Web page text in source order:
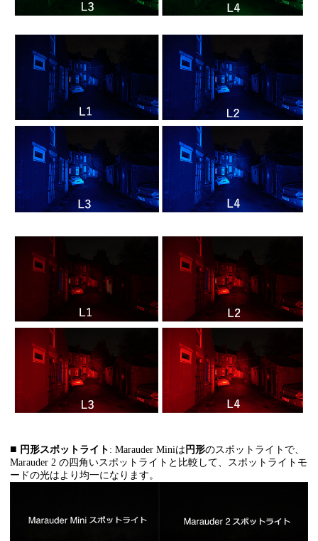
■ 円形スポットライト : Marauder Miniは 円形のスポットライトで、
Marauder 2 の四角いスポットライトと比較して、スポットライトモ
ードの光はより均一になります。